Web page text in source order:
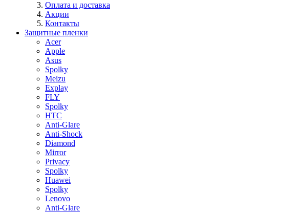
Оплата и доставка
Акции
Контакты
Защитные пленки
Acer
Apple
Asus
Spolky
Meizu
Explay
FLY
Spolky
HTC
Anti-Glare
Anti-Shock
Diamond
Mirror
Privacy
Spolky
Huawei
Spolky
Lenovo
Anti-Glare